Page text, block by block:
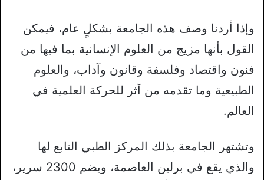
وإذا أردنا وصف هذه الجامعة بشكلٍ عام، فيمكن
القول بأنها مزيج من العلوم الإنسانية بما فيها من
فنون واقتصاد وفلسفة وقانون وآداب، والعلوم
الطبيعية وما تقدمه من آثر للحركة العلمية في
العالم.
وتشتهر الجامعة بذلك المركز الطبي التابع لها
والذي يقع في برلين العاصمة، ويضم 2300 سرير،